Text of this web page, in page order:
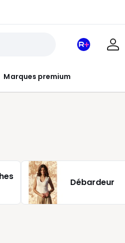
Marques premium
Mon
Débardeur